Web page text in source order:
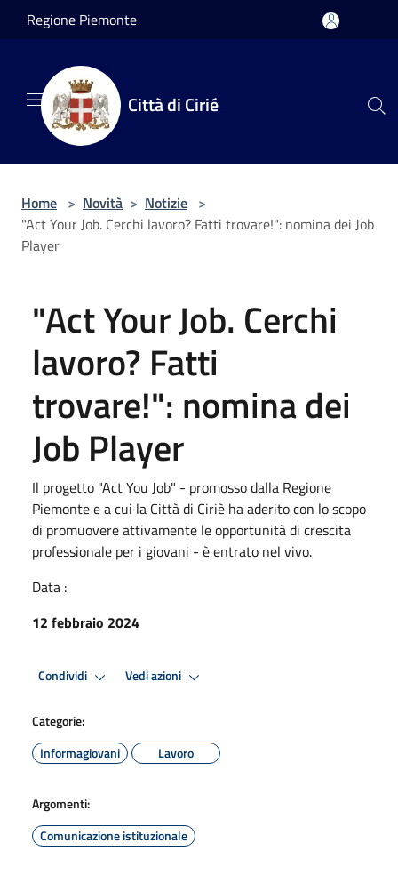
Salta al contenuto principale
Regione Piemonte
Città di Cirié
Home > Novità > Notizie >
"Act Your Job. Cerchi lavoro? Fatti trovare!": nomina dei Job
Player
"Act Your Job. Cerchi
lavoro? Fatti
trovare!": nomina dei
Job Player
Il progetto "Act You Job" - promosso dalla Regione
Piemonte e a cui la Città di Ciriè ha aderito con lo scopo
di promuovere attivamente le opportunità di crescita
professionale per i giovani - è entrato nel vivo.
Data :
12 febbraio 2024
Condividi Vedi azioni
Categorie:
Informagiovani
Lavoro
Argomenti:
Comunicazione istituzionale